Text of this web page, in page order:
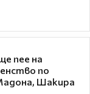
пее на
по
Шакира